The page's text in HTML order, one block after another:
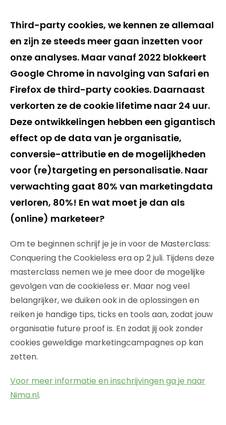
Third-party cookies, we kennen ze allemaal
en zijn ze steeds meer gaan inzetten voor
onze analyses. Maar vanaf 2022 blokkeert
Google Chrome in navolging van Safari en
Firefox de third-party cookies. Daarnaast
verkorten ze de cookie lifetime naar 24 uur.
Deze ontwikkelingen hebben een gigantisch
effect op de data van je organisatie,
conversie-attributie en de mogelijkheden
voor (re)targeting en personalisatie. Naar
verwachting gaat 80% van marketingdata
verloren, 80%! En wat moet je dan als
(online) marketeer?
Om te beginnen schrijf je je in voor de Masterclass:
Conquering the Cookieless era op 2 juli. Tijdens deze
masterclass nemen we je mee door de mogelijke
gevolgen van de cookieless er. Maar nog veel
belangrijker, we duiken ook in de oplossingen en
reiken je handige tips, ticks en tools aan, zodat jouw
organisatie future proof is. En zodat jij ook zonder
cookies geweldige marketingcampagnes op kan
zetten.
Voor meer informatie en inschrijvingen ga je naar
Nima.nl.